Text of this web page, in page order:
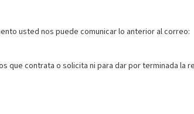
usted nos puede comunicar lo anterior al correo:
que contrata o solicita ni para dar por terminada la